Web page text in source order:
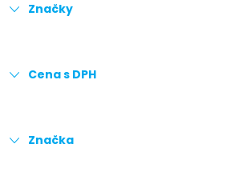
Značky
Cena s DPH
Značka